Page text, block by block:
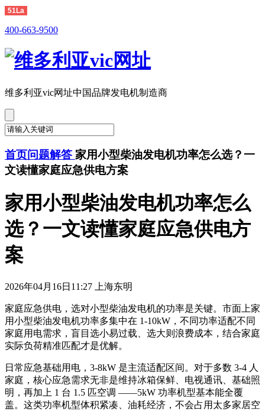
51La
400-663-9500
维多利亚vic网址中国品牌发电机制造商
首页问题解答 家用小型柴油发电机功率怎么选？一
文读懂家庭应急供电方案
家用小型柴油发电机功率怎么
选？一文读懂家庭应急供电方
案
2026年04月16日11:27 上海东明
家庭应急供电，选对小型柴油发电机的功率是关键。市面上家
用小型柴油发电机功率多集中在 1-10kW ，不同功率适配不同
家庭用电需求，盲目选小易过载、选大则浪费成本，结合家庭
实际负荷精准匹配才是优解。
日常应急基础用电， 3-8kW 是主流适配区间 。对于多数 3-4 人
家庭，核心应急需求无非是维持冰箱保鲜、电视通讯、基础照
明，再加上 1 台 1.5 匹空调 ——5kW 功率机型基本能全覆
盖。这类功率机型体积紧凑、油耗经济，不会占用太多家居空